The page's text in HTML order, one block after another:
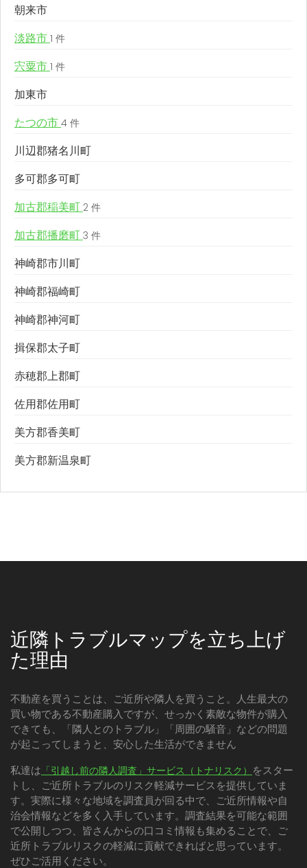
朝来市
淡路市 1 件
宍粟市 1 件
加東市
たつの市 4 件
川辺郡猪名川町
多可郡多可町
加古郡稲美町 2 件
加古郡播磨町 3 件
神崎郡市川町
神崎郡福崎町
神崎郡神河町
揖保郡太子町
赤穂郡上郡町
佐用郡佐用町
美方郡香美町
美方郡新温泉町
近隣トラブルマップを立ち上げ
た理由
不動産を買うことは、ご近所や隣人を買うこと。人生最大の
買い物である不動産購入ですが、せっかく素敵な物件が購入
できても、「隣人とのトラブル」「周囲の騒音」などの問題
が起こってしまうと、安心した生活ができません
私達は 「引越し前の隣人調査」サービス（トナリスク） をスター
トし、ご近所トラブルのリスク軽減サービスを提供していま
す。実際に様々な地域を調査員が回る中で、ご近所情報や自
治会情報などを多く入手しています。調査結果を可能な範囲
で公開しつつ、皆さんからの口コミ情報も集めることで、ご
近所トラブルリスクの軽減に貢献できればと思っています。
ぜひご活用ください。